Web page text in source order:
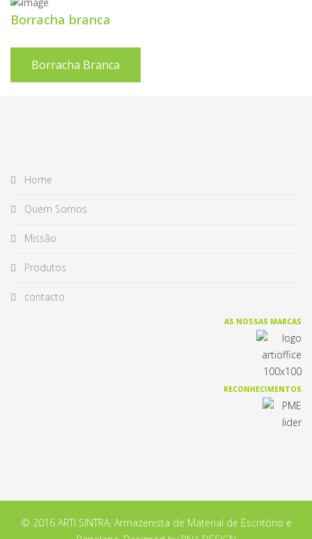
Borracha branca
Borracha Branca
Home
Quem Somos
Missão
Produtos
contacto
AS NOSSAS MARCAS
RECONHECIMENTOS
© 2016 ARTI SINTRA, Armazenista de Material de Escritório e